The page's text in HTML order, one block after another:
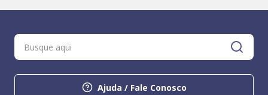
Ajuda / Fale Conosco